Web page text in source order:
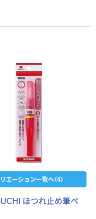
エーション一覧へ（4）
ほつれ止め筆ペ
120ｍ 再生紙
100% 6ロール
リサイクル100
芯あり FSC認
￥470~ （税込）
アスクル プラ
スチックグロー
ブ 薄手 粉な
し（パウダーフ
￥298~ （税込）